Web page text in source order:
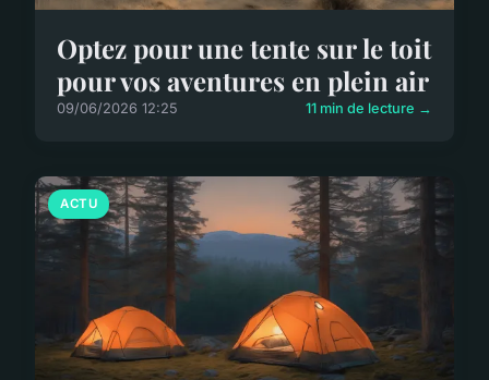
Optez pour une tente sur le toit
pour vos aventures en plein air
09/06/2026 12:25 11 min de lecture →
ACTU